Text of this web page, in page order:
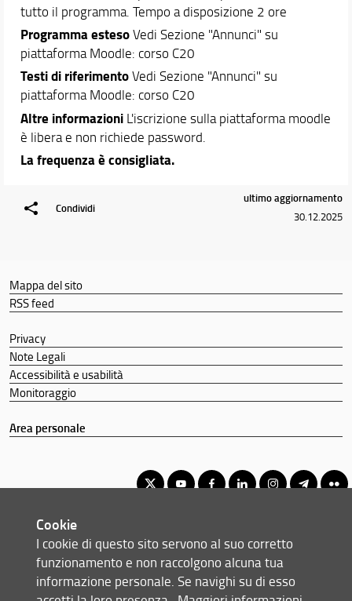
tutto il programma. Tempo a disposizione 2 ore
Programma estesoVedi Sezione "Annunci" su
piattaforma Moodle: corso C20
Testi di riferimentoVedi Sezione "Annunci" su
piattaforma Moodle: corso C20
Altre informazioni L'iscrizione sulla piattaforma moodle
è libera e non richiede password.
La frequenza è consigliata.
Condividi
ultimo aggiornamento
30.12.2025
Mappa del sito
RSS feed
Privacy
Note Legali
Accessibilità e usabilità
Monitoraggio
Area personale
Corso di Laurea Magistrale a Ciclo Unico in Giurisprudenza
© Copyright 2012-2026 Università degli Studi di Firenze UNIFI
P.IVA/Cod.Fis 01279680480
Cookie
I cookie di questo sito servono al suo corretto
funzionamento e non raccolgono alcuna tua
informazione personale. Se navighi su di esso